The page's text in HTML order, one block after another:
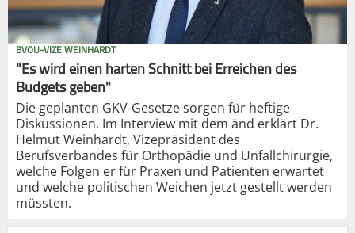
BVOU-VIZE WEINHARDT
"Es wird einen harten Schnitt bei Erreichen des
Budgets geben"
Die geplanten GKV-Gesetze sorgen für heftige
Diskussionen. Im Interview mit dem änd erklärt Dr.
Helmut Weinhardt, Vizepräsident des
Berufsverbandes für Orthopädie und Unfallchirurgie,
welche Folgen er für Praxen und Patienten erwartet
und welche politischen Weichen jetzt gestellt werden
müssten.